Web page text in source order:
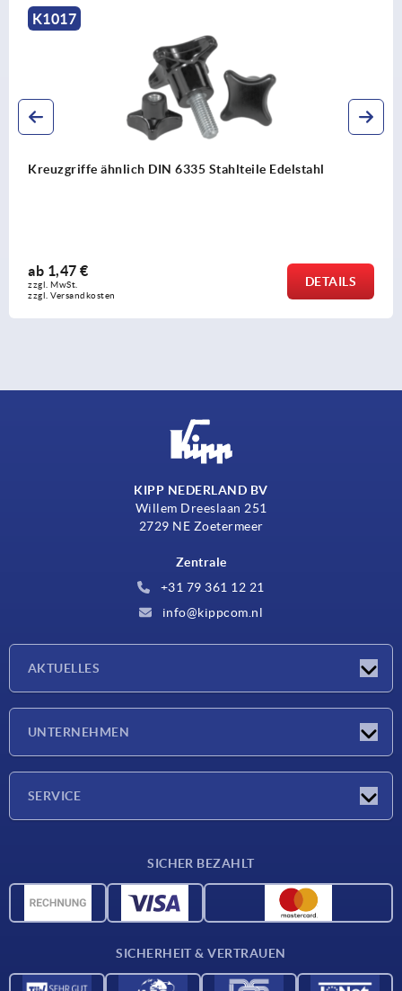
K1017
Kreuzgriffe ähnlich DIN 6335 Stahlteile Edelstahl
ab 1,47 €
zzgl. MwSt.
zzgl. Versandkosten
DETAILS
KIPP NEDERLAND BV
Willem Dreeslaan 251
2729 NE Zoetermeer
Zentrale
+31 79 361 12 21
info@kippcom.nl
AKTUELLES
UNTERNEHMEN
SERVICE
CAD-Daten
SICHER BEZAHLT
SICHERHEIT & VERTRAUEN